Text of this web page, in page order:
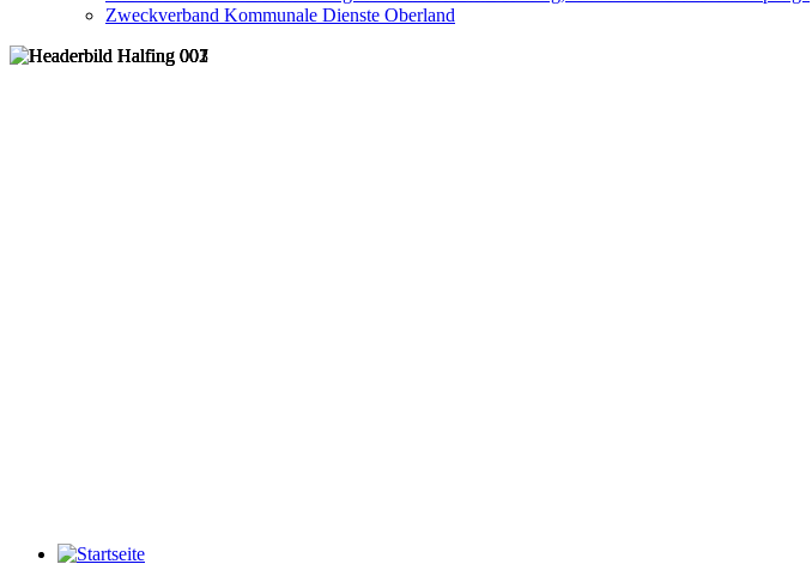
Zweckverband Kommunale Dienste Oberland